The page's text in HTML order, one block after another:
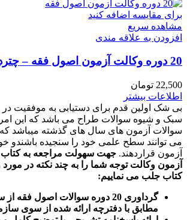
برای مقایسه اضافه کنید
مشاهده سریع
افزودن به علاقه مندی
20 دوره وکالت آزمون اصول فقه – چتردانش
22,500 تومان
اطلاعات بیشتر
بی شک اولین قدم برای دستیابی به موفقیت در
سبک و شیوه سوالات طراح می باشد که این امر
سوالات آزمون های سال های گذشته میباشد که
می توانند سطح علمی خود را سنجیده باشندو
آزمون قراردهند.
آزمون وکالت توجه شما را به چند نکته در
کتاب جلب می نماییم:
مطابق با دفترچه ارائه شده از سوی